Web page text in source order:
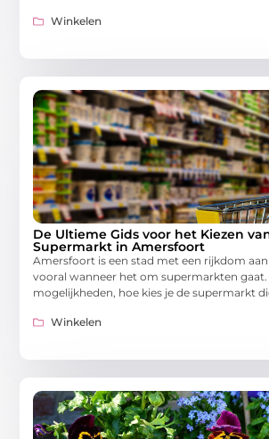
Winkelen
De Ultieme Gids voor het Kiezen
Supermarkt in Amersfoort
Amersfoort is een stad met een rijkdom
vooral wanneer het om supermarkten gaat.
mogelijkheden, hoe kies je de supermarkt
Winkelen